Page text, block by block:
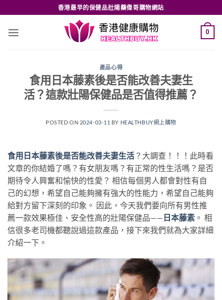
to
content
香港最早的保健品壯陽藥偉哥購物網站
0
產品心得
食用日本藤素後是否能改善夫妻生
活？這款壯陽保健品是否值得推薦？
POSTED ON 2024-03-11 BY HEALTHBUY網上購物
食用日本藤素後是否能改善夫妻生活 ？大調查！！！此時看
文章的你結婚了嗎？有女朋友嗎？有正常的性生活嗎？是否
期待令人興奮和愉快的性愛？ 相信每個男人都會對性有自
己的幻想，希望自己能夠擁有強大的性能力，希望自己能夠
給對方留下深刻的印象。 因此，今天我們要向所有男性推
薦一款效果極佳、安全性高的壯陽保健品—— 日本藤素 。 相
信很多老司機都聽說過這款產品，接下來我們就為大家詳細
介紹一下。